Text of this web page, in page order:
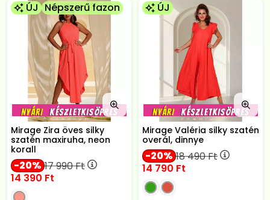
ÚJ Népszerű fazon
Mirage Zira öves silky
szatén maxiruha, neon
korall
20 17 990Ft
14 390 Ft
ÚJ
Mirage Valéria silky szatén
overál, dinnye
20 18 490Ft
14 790 Ft